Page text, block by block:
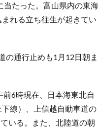
当たった。富山県内の東海
れる立ち往生が起きてい
の通行止めも1月12日朝ま
6時現在、日本海東北自
線）、上信越自動車道の
いる。また、北陸道の朝